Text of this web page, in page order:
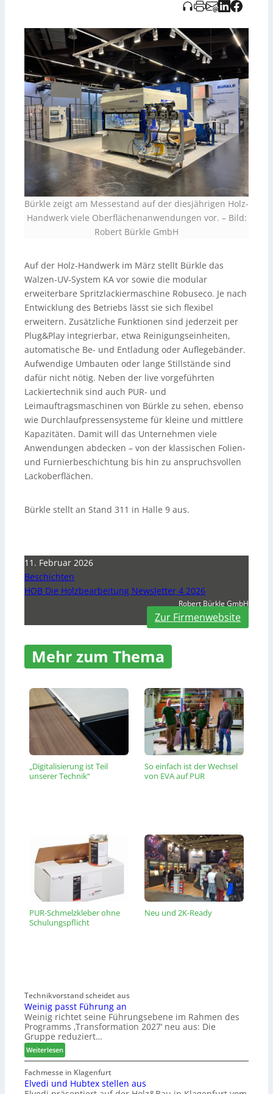
Kapazitäten und deckt damit Anwendungen von Folien-
und Furnierbeschichtung bis zu hochwertigen
3 und 11 vertreten.
Bürkle zeigt am Messestand auf der diesjährigen Holz-
Handwerk viele Oberflächenanwendungen vor. – Bild:
Robert Bürkle GmbH
Auf der Holz-Handwerk im März stellt Bürkle das
Walzen-UV-System KA vor sowie die modular
erweiterbare Spritzlackiermaschine Robuseco. Je nach
Entwicklung des Betriebs lässt sie sich flexibel
erweitern. Zusätzliche Funktionen sind jederzeit per
Plug&Play integrierbar, etwa Reinigungseinheiten,
automatische Be- und Entladung oder Auflegebänder.
Aufwendige Umbauten oder lange Stillstände sind
dafür nicht nötig. Neben der live vorgeführten
Lackiertechnik sind auch PUR- und
Leimauftragsmaschinen von Bürkle zu sehen, ebenso
wie Durchlaufpressensysteme für kleine und mittlere
Kapazitäten. Damit will das Unternehmen viele
Anwendungen abdecken – von der klassischen Folien-
und Furnierbeschichtung bis hin zu anspruchsvollen
Lackoberflächen.
Bürkle stellt an Stand 311 in Halle 9 aus.
11. Februar 2026
Beschichten
HOB Die Holzbearbeitung Newsletter 4 2026
Robert Bürkle GmbH
Zur Firmenwebsite
Mehr zum Thema
„Digitalisierung ist Teil
unserer Technik“
So einfach ist der Wechsel
von EVA auf PUR
PUR-Schmelzkleber ohne
Schulungspflicht
Neu und 2K-Ready
Technikvorstand scheidet aus
Weinig passt Führung an
Weinig richtet seine Führungsebene im Rahmen des
Programms ‚Transformation 2027‘ neu aus: Die
Gruppe reduziert…
Weiterlesen:
W
e
i
Fachmesse in Klagenfurt
Elvedi und Hubtex stellen aus